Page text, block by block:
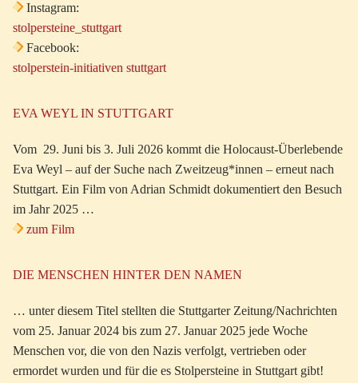
Instagram:
stolpersteine_stuttgart
Facebook:
stolperstein-initiativen stuttgart
EVA WEYL IN STUTTGART
Vom 29. Juni bis 3. Juli 2026 kommt die Holocaust-Überlebende
Eva Weyl – auf der Suche nach Zweitzeug*innen – erneut nach
Stuttgart. Ein Film von Adrian Schmidt dokumentiert den Besuch
im Jahr 2025 …
zum Film
DIE MENSCHEN HINTER DEN NAMEN
… unter diesem Titel stellten die Stuttgarter Zeitung/Nachrichten
vom 25. Januar 2024 bis zum 27. Januar 2025 jede Woche
Menschen vor, die von den Nazis verfolgt, vertrieben oder
ermordet wurden und für die es Stolpersteine in Stuttgart gibt!